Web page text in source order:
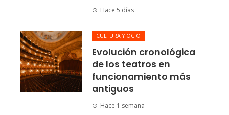
Hace 5 días
CULTURA Y OCIO
Evolución cronológica
de los teatros en
funcionamiento más
antiguos
Hace 1 semana